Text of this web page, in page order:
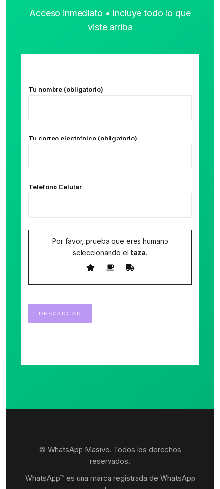
Acceso inmediato • Incluye todo lo que
viste arriba
Tu nombre (obligatorio)
Tu correo electrónico (obligatorio)
Teléfono Celular
Por favor, prueba que eres humano
seleccionando el taza.
© WhatsApp Masivo. Todos los derechos
reservados.
WhatsApp™ es una marca registrada de WhatsApp